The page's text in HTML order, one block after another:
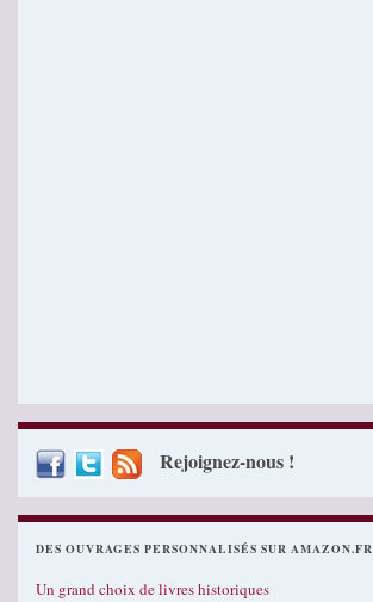
Rejoignez-nous !
DES OUVRAGES PERSONNALISÉS SUR AMAZON.FR
Un grand choix de livres historiques